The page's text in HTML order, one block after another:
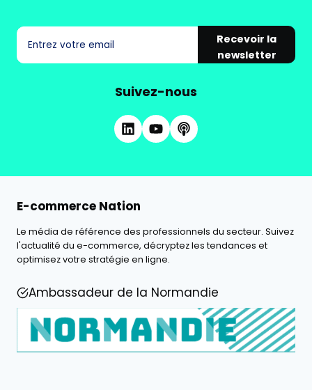
Recevoir la
newsletter
Suivez-nous
E-commerce Nation
Le média de référence des professionnels du secteur. Suivez
l'actualité du e-commerce, décryptez les tendances et
optimisez votre stratégie en ligne.
Ambassadeur de la Normandie